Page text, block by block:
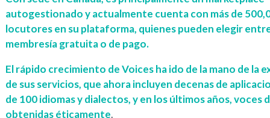
autogestionado y actualmente cuenta con más de
locutores en su plataforma, quienes pueden elegir
membresía gratuita o de pago.
El rápido crecimiento de Voices ha ido de la mano de la
de sus servicios, que ahora incluyen decenas de
de 100 idiomas y dialectos, y en los últimos años,voces
obtenidas éticamente.